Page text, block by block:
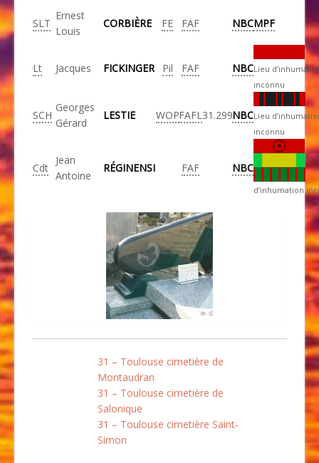
SLT
Ernest
Louis
CORBIÈRE FE FAF NBCMPF
Lt Jacques FICKINGER Pil FAF NBCLieu
inconnu
SCH
Georges
Gérard
LESTIE WOPFAFL 31.299NBCLieu
inconnu
Cdt
Jean
Antoine
RÉGINENSI FAF NBC
d’inhumation
31 – Toulouse cimetière de
Montaudran
31 – Toulouse cimetière de
Salonique
31 – Toulouse cimetière Saint-
Simon